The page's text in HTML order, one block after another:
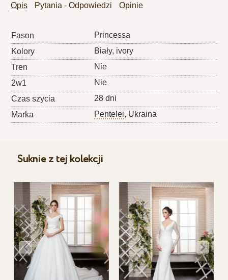
Opis Pytania - Odpowiedzi Opinie
Fason
Princessa
Kolory
Biały, ivory
Tren
Nie
2w1
Nie
Czas szycia
28 dni
Marka
Pentelei, Ukraina
Suknie z tej kolekcji